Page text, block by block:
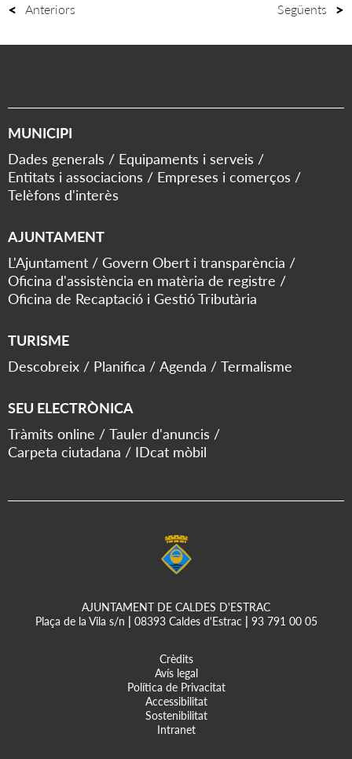
Anteriors Següents
MUNICIPI
Dades generals
Equipaments i serveis
Entitats i associacions
Empreses i comerços
Telèfons d'interès
AJUNTAMENT
L'Ajuntament
Govern Obert i transparència
Oficina d'assistència en matèria de registre
Oficina de Recaptació i Gestió Tributària
TURISME
Descobreix
Planifica Agenda Termalisme
SEU ELECTRÒNICA
Tràmits online
Tauler d'anuncis
Carpeta ciutadana
IDcat mòbil
AJUNTAMENT DE CALDES D'ESTRAC
Plaça de la Vila s/n
08393 Caldes d'Estrac 93 791 00 05
Crèdits
Avís legal
Política de Privacitat
Accessibilitat
Sostenibilitat
Intranet